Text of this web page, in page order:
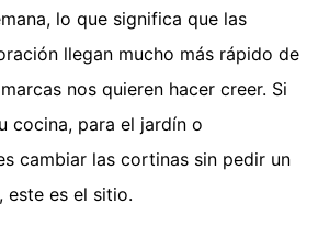
lo que significa que las
llegan mucho más rápido de
nos quieren hacer creer. Si
cocina, para el jardín o
cambiar las cortinas sin pedir un
este es el sitio.